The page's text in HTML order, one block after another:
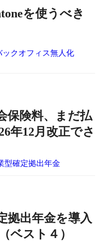
を使うべき
ックオフィス無人化
保険料、まだ払
年12月改正でさ
型確定拠出年金
拠出年金を導入
ベスト４）